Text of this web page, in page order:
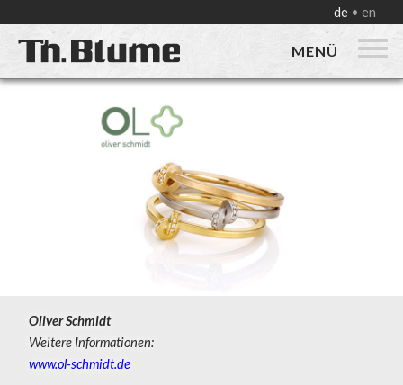
de en
MENÜ
Oliver Schmidt
Weitere Informationen:
www.ol-schmidt.de